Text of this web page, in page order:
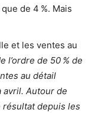
de 4 %. Mais
et les ventes au
l’ordre de 50 % de
au détail
Autour de
résultat depuis les